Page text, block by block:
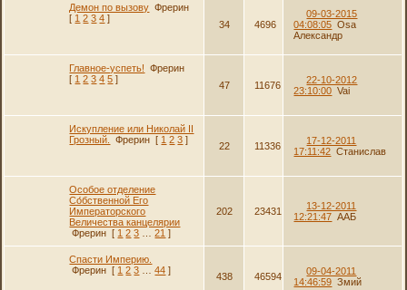
Демон по вызову Фрерин
[ 1 2 3 4 ]
34 4696
09-03-2015
04:08:05 Osa
Александр
Главное-успеть!
Фрерин
[ 1 2 3 4 5 ]
47 11676
22-10-2012
23:10:00 Vai
Искупление или Николай II
Грозный.
Фрерин [ 1 2 3 ]
22 11336
17-12-2011
17:11:42 Станислав
Особое отделение
Со́бственной Его
Императорского
Величества канцелярии
Фрерин [ 1 2 3 21 ]
202 23431
13-12-2011
12:21:47 ААБ
Спасти Империю.
Фрерин [ 1 2 3 44 ]
438 46594
09-04-2011
14:46:59 Змий